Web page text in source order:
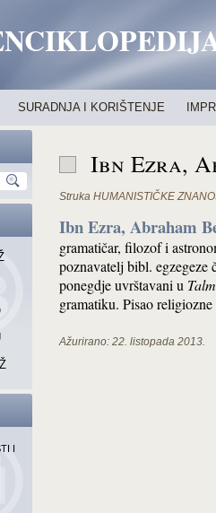
SURADNJA I KORIŠTENJE
I
Ibn Ezra,
Struka HUMANISTIČKE
Ibn Ezra, Abraham
gramatičar, filozof i
poznavatelj bibl. egzegeze
ponegdje uvrštavani u
gramatiku. Pisao
Ažurirano: 22. listopada 2013.